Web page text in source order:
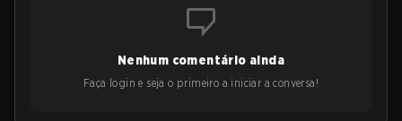
Nenhum comentário ainda
Faça login e seja o primeiro a iniciar a conversa!